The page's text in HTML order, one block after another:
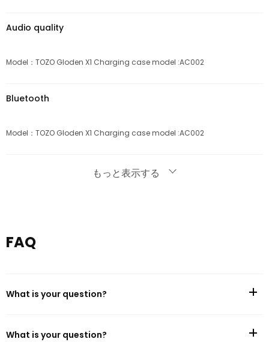
Audio quality
Model：TOZO Gloden X1 Charging case model :AC002
Bluetooth
Model：TOZO Gloden X1 Charging case model :AC002
Charging
もっと表示する
FAQ
What is your question?
What is your question?